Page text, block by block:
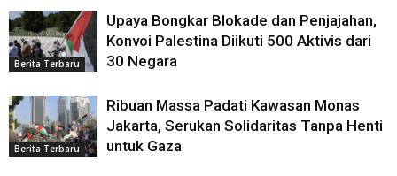
Berita Terbaru
Upaya Bongkar Blokade dan Penjajahan,
Konvoi Palestina Diikuti 500 Aktivis dari
30 Negara
Berita Terbaru
Ribuan Massa Padati Kawasan Monas
Jakarta, Serukan Solidaritas Tanpa Henti
untuk Gaza